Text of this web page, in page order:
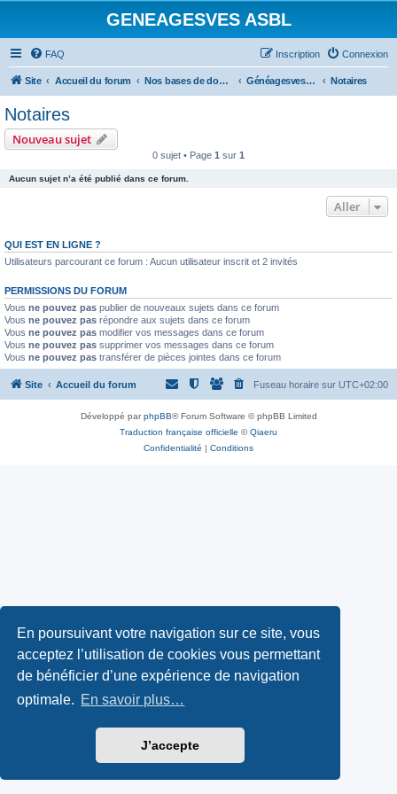
En poursuivant votre navigation sur ce site, vous
acceptez l’utilisation de cookies vous permettant
de bénéficier d’une expérience de navigation
optimale. En savoir plus…
J’accepte
GENEAGESVES ASBL
FAQ Connexion
Inscription
Site Accueil du forum Nos bases de données et notre bibliothèque GénéagesvesPlus (photos de documents) Notaires
Notaires
Nouveau sujet
0 sujet • Page 1 sur 1
Aucun sujet n’a été publié dans ce forum.
Aller
QUI EST EN LIGNE ?
Utilisateurs parcourant ce forum : Aucun utilisateur inscrit et 2 invités
PERMISSIONS DU FORUM
Vous ne pouvez pas publier de nouveaux sujets dans ce forum
Vous ne pouvez pas répondre aux sujets dans ce forum
Vous ne pouvez pas modifier vos messages dans ce forum
Vous ne pouvez pas supprimer vos messages dans ce forum
Vous ne pouvez pas transférer de pièces jointes dans ce forum
Site Accueil du forum Fuseau horaire sur UTC+02:00
Développé parphpBB® Forum Software © phpBB Limited
Traduction française officielle ©Qiaeru
Confidentialité | Conditions